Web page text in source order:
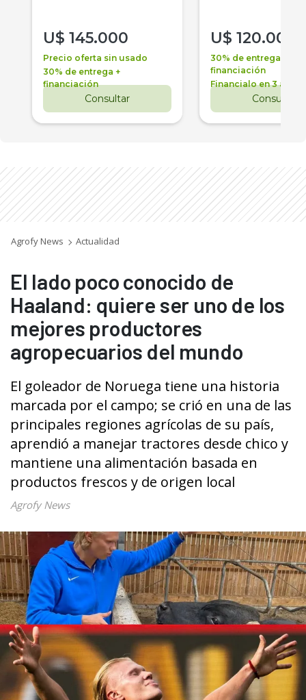
U$ 145.000
Precio oferta sin usado
30% de entrega +
financiación
Consultar
U$ 120.000
30% de entrega +
financiación
Financialo en 3 años
Consultar
Agrofy News Actualidad
El lado poco conocido de
Haaland: quiere ser uno de los
mejores productores
agropecuarios del mundo
El goleador de Noruega tiene una historia
marcada por el campo; se crió en una de las
principales regiones agrícolas de su país,
aprendió a manejar tractores desde chico y
mantiene una alimentación basada en
productos frescos y de origen local
Agrofy News